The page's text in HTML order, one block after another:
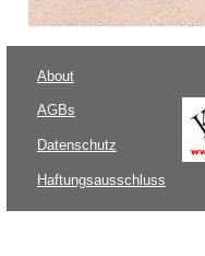
About
AGBs
Datenschutz
Haftungsausschluss